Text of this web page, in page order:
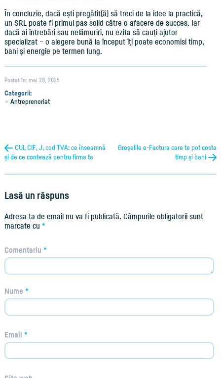
În concluzie, dacă ești pregătit(ă) să treci de la idee la practică,
un SRL poate fi primul pas solid către o afacere de succes. Iar
dacă ai întrebări sau nelămuriri, nu ezita să cauți ajutor
specializat – o alegere bună la început îți poate economisi timp,
bani și energie pe termen lung.
Postat în: mai 28, 2025
Categorii:
Antreprenoriat
CUI, CIF, J, cod TVA: ce înseamnă
și de ce contează pentru firma ta
Greșelile e-Factura care te pot costa
timp și bani
Lasă un răspuns
Adresa ta de email nu va fi publicată. Câmpurile obligatorii sunt
marcate cu *
Comentariu *
Nume *
Email *